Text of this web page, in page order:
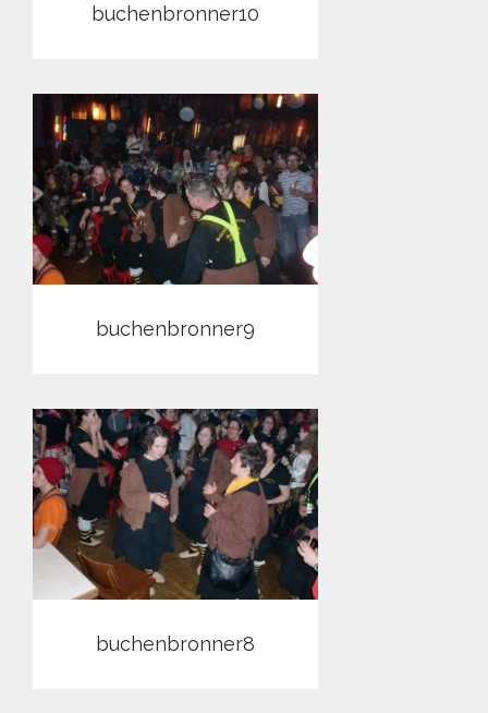
buchenbronner10
buchenbronner9
buchenbronner8